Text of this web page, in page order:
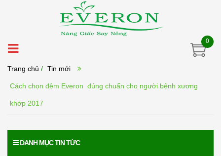
0
Trang chủ / Tin mới
Cách chọn đệm Everon đúng chuẩn cho người bệnh xương
khớp 2017
DANH MỤC TIN TỨC